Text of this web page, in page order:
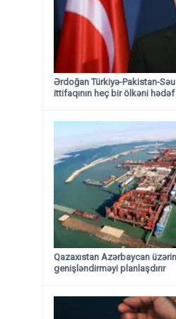
Ərdoğan Türkiyə-Pakistan-
ittifaqının heç bir ölkəni hədəf
Qazaxıstan Azərbaycan
genişləndirməyi planlaşdırır